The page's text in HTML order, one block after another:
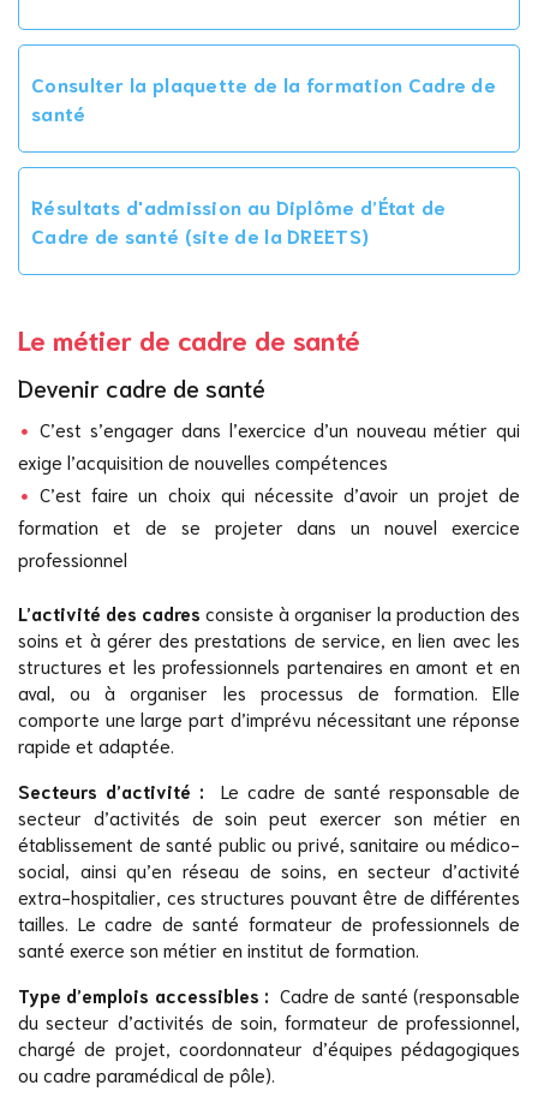
Consulter la plaquette de la formation Cadre de
santé
Résultats d'admission au Diplôme d’État de
Cadre de santé (site de la DREETS)
Le métier de cadre de santé
Devenir cadre de santé
C’est s’engager dans l’exercice d’un nouveau métier qui
exige l’acquisition de nouvelles compétences
C’est faire un choix qui nécessite d’avoir un projet de
formation et de se projeter dans un nouvel exercice
professionnel
L’activité des cadres consiste à organiser la production des
soins et à gérer des prestations de service, en lien avec les
structures et les professionnels partenaires en amont et en
aval, ou à organiser les processus de formation. Elle
comporte une large part d’imprévu nécessitant une réponse
rapide et adaptée.
Secteurs d’activité :
Le cadre de santé responsable de
secteur d’activités de soin peut exercer son métier en
établissement de santé public ou privé, sanitaire ou médico-
social, ainsi qu’en réseau de soins, en secteur d’activité
extra-hospitalier, ces structures pouvant être de différentes
tailles. Le cadre de santé formateur de professionnels de
santé exerce son métier en institut de formation.
Type d’emplois accessibles : Cadre de santé (responsable
du secteur d’activités de soin, formateur de professionnel,
chargé de projet, coordonnateur d’équipes pédagogiques
ou cadre paramédical de pôle).